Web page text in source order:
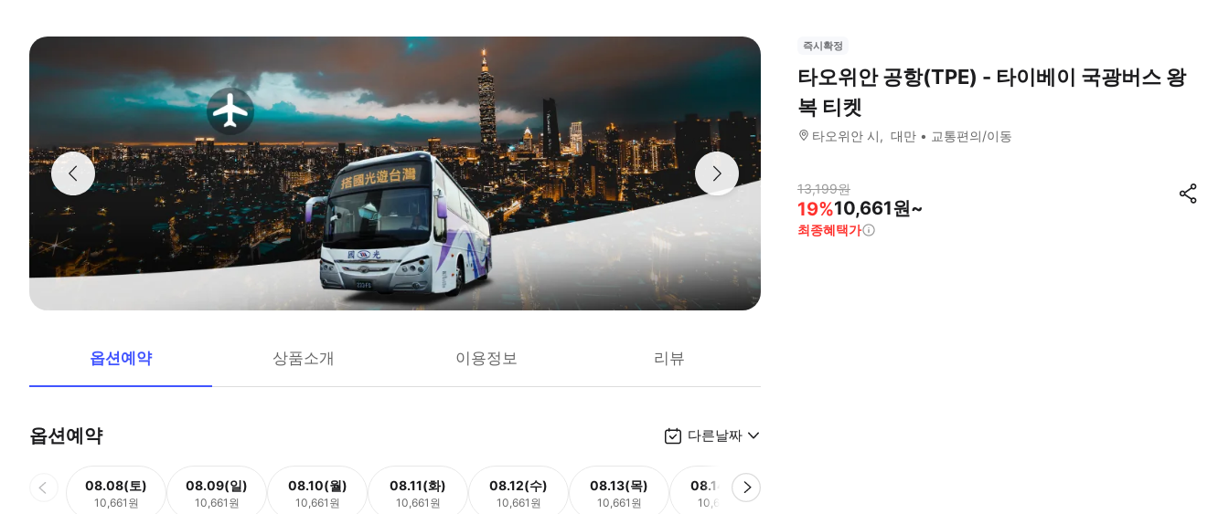
옵션예약 상품소개 이용정보 리뷰
옵션예약 다른날짜
08.08(토)
10,661원
08.09(일)
10,661원
08.10(월)
10,661원
08.11(화)
10,661원
08.12(수)
10,661원
08.13(목)
10,661원
08.14(금)
10,661원
즉시확정
타오위안 공항(TPE) - 타이베이 국광버스 왕
복 티켓
타오위안 시 대만 교통편의/이동
13,199원
19%10,661원~
최종혜택가